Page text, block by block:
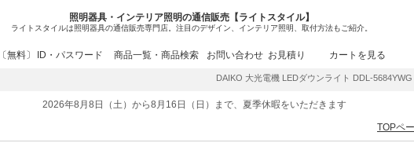
照明器具・インテリア照明の通信販売【ライトスタイル】
ライトスタイルは照明器具の通信販売専門店。注目のデザイン、インテリア照明、取付方法もご紹介。
無料〕 ID・パスワード 商品一覧・商品検索 お問い合わせ お見積り カートを見る
DAIKO 大光電機 LEDダウンライト DDL-5684YWG | 商
2026年8月8日（土）から8月16日（日）まで、夏季休暇をいただきます
TOPペ